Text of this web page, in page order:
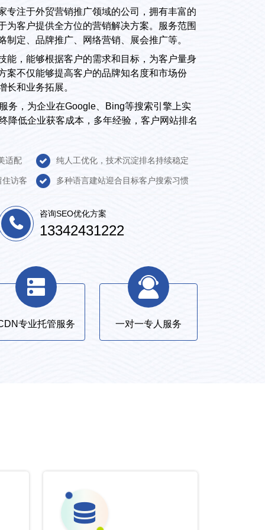
专注于外贸营销推广领域的公司，拥有丰富的
为客户提供全方位的营销解决方案。服务范围
制定、品牌推广、网络营销、展会推广等。
能，能够根据客户的需求和目标，为客户量身
案不仅能够提高客户的品牌知名度和市场份
长和业务拓展。
务，为企业在Google、Bing等搜索引擎上实
降低企业获客成本，多年经验，客户网站排名
适配 纯人工优化，技术沉淀排名持续稳定
访客 多种语言建站迎合目标客户搜索习惯
咨询SEO优化方案
13342431222
专业托管服务 一对一专人服务